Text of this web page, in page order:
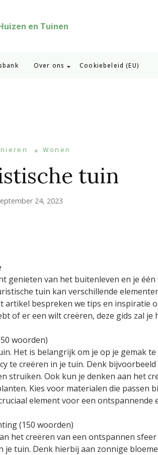
Over ons Cookiebeleid (EU)
Wonen
tuin
24, 2023
genieten van het buitenleven en je
tuin kan verschillende
artikel bespreken we tips en inspiratie
of er een wilt creëren, deze gids zal
woorden)
Het is belangrijk om je op je gemak
te creëren in je tuin. Denk
struiken. Ook kun je denken aan het
Kies voor materialen die passen
element voor een
(150 woorden)
het creëren van een ontspannen
je tuin. Denk hierbij aan zonnige